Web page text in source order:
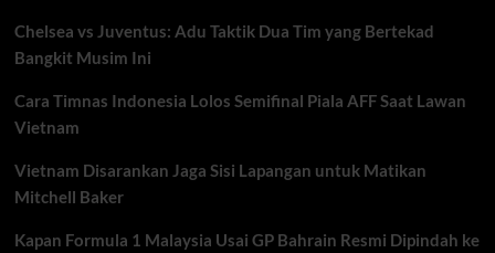
Chelsea vs Juventus: Adu Taktik Dua Tim yang Bertekad
Bangkit Musim Ini
Cara Timnas Indonesia Lolos Semifinal Piala AFF Saat Lawan
Vietnam
Vietnam Disarankan Jaga Sisi Lapangan untuk Matikan
Mitchell Baker
Kapan Formula 1 Malaysia Usai GP Bahrain Resmi Dipindah ke